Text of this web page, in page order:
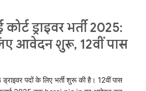
ड्राइवर भर्ती 2025:
आवेदन शुरू, 12वीं पास
पदों के लिए भर्ती शुरू की है। 12वीं पास